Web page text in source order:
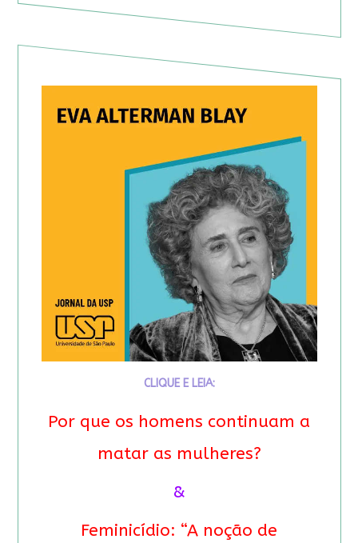
CLIQUE E LEIA:
Por que os homens continuam a
matar as mulheres?
&
Feminicídio: “A noção de